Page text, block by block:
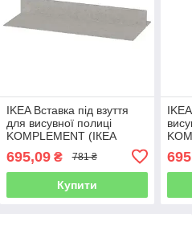
IKEA Вставка під взуття
для висувної полиці
KOMPLEMENT (ІКЕА
КОМПЛІМЕНТ) 90446563
695,09₴ 781 ₴
Купити